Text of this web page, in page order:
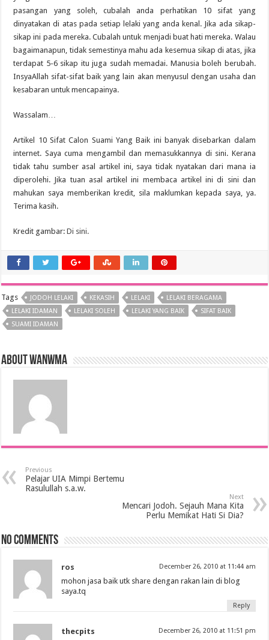
pasangan yang soleh, cubalah anda perhatikan 10 sifat yang
dinyatakan di atas pada setiap lelaki yang anda kenal. Jika ada sikap-
sikap ini pada mereka. Cubalah untuk menjadi buat hati mereka. Walau
bagaimanapun, tidak semestinya mahu ada kesemua sikap di atas, jika
terdapat 5-6 sikap itu juga sudah memadai. Manusia boleh berubah.
InsyaAllah sifat-sifat baik yang lain akan menyusul dengan usaha dan
kesabaran untuk mencapainya.
Wassalam…
Artikel 10 Sifat Calon Suami Yang Baik ini banyak disebarkan dalam
internet. Saya cuma mengambil dan memasukkannya di sini. Kerana
tidak tahu sumber asal artikel ini, saya tidak nyatakan dari mana ia
diperolehi. Jika tuan asal artikel ini membaca artikel ini di sini dan
mahukan saya memberikan kredit, sila maklumkan kepada saya, ya.
Terima kasih.
Kredit gambar:Di sini.
Tags JODOH LELAKI KEKASIH LELAKI
LELAKI BERAGAMA
LELAKI IDAMAN
LELAKI SOLEH LELAKI YANG BAIK
SIFAT BAIK
SUAMI IDAMAN
About wanwma
Previous
Pelajar UIA Mimpi Bertemu
Rasulullah s.a.w.
Next
Mencari Jodoh. Sejauh Mana Kita
Perlu Memikat Hati Si Dia?
No comments
ros December 26, 2010 at 11:44 am
mohon jasa baik utk share dengan rakan lain di blog
saya.tq
Reply
thecpits December 26, 2010 at 11:51 pm